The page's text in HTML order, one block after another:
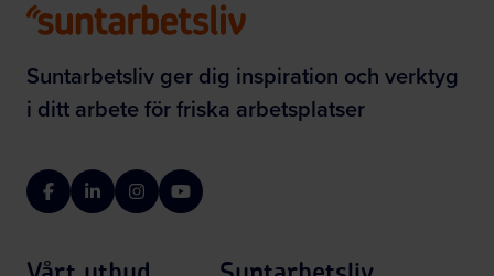
Suntarbetsliv ger dig inspiration och verktyg
i ditt arbete för friska arbetsplatser
FacebookLinkedInInstagramYouTube